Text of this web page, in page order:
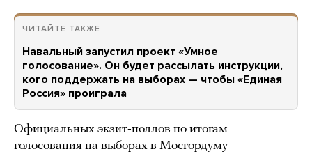
ЧИТАЙТЕ ТАКЖЕ
Навальный запустил проект «Умное
голосование». Он будет рассылать инструкции,
кого поддержать на выборах — чтобы «Единая
Россия» проиграла
Официальных экзит-поллов по итогам
голосования на выборах в Мосгордуму